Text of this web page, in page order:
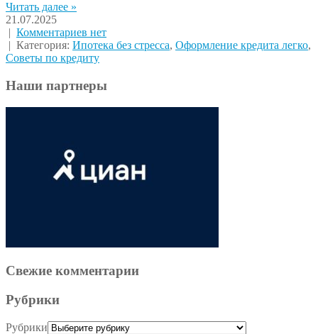
Читать далее »
21.07.2025
| Комментариев нет
| Категория: Ипотека без стресса, Оформление кредита легко,
Советы по кредиту
Наши партнеры
Свежие комментарии
Рубрики
Рубрики